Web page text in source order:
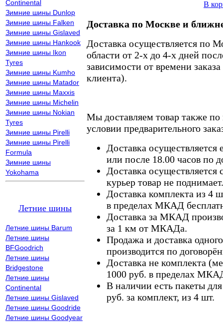
Continental
Зимние шины Dunlop
Зимние шины Falken
Зимние шины Gislaved
Зимние шины Hankook
Зимние шины Ikon
Tyres
Зимние шины Kumho
Зимние шины Matador
Зимние шины Maxxis
Зимние шины Michelin
Зимние шины Nokian
Tyres
Зимние шины Pirelli
Зимние шины Pirelli
Formula
Зимние шины
Yokohama
Летние шины
Летние шины Barum
Летние шины
BFGoodrich
Летние шины
Bridgestone
Летние шины
Continental
Летние шины Gislaved
Летние шины Goodride
Летние шины Goodyear
В
Доставка по Москве и
Доставка осуществляется по
области от 2-х до 4-х дней
зависимости от времени
клиента).
Мы доставляем товар также
условии предварительного
Доставка осуществляется
или после 18.00 часов по
Доставка осуществляется
курьер товар не поднимает.
Доставка комплекта из 4
в пределах МКАД
Доставка за МКАД
за 1 км от МКАДа.
Продажа и доставка
производится по
Доставка не комплекта
1000 руб. в пределах
В наличии есть пакеты
руб. за комплект, из 4 шт.